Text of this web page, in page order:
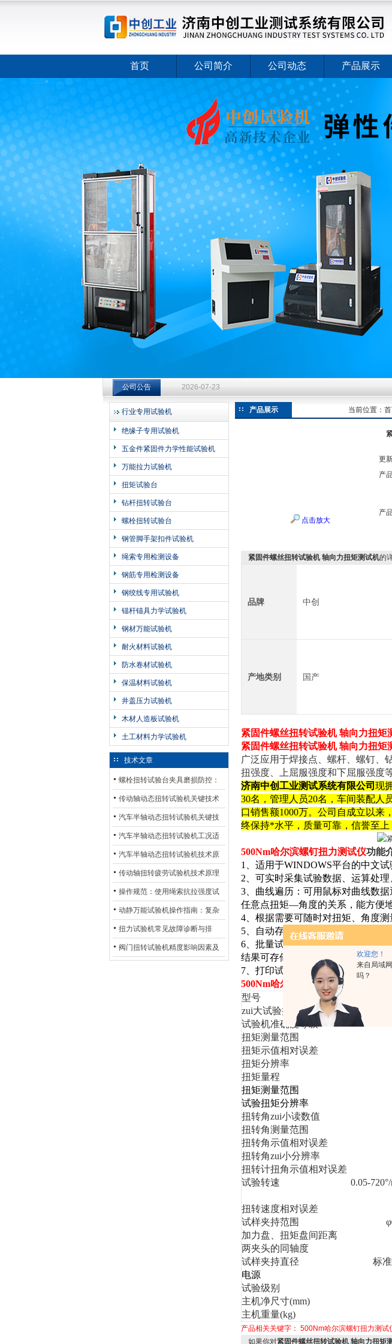
欢迎您！
来自局域
吗？
济南中创工业测试系统有限公司
首页 公司简介 公司动态 产品展示
公司公告 2026-07-23
钻杆扭转试验台选型指南：从额定扭矩到加载频率的工况适配逻辑
2026-07-23
钻杆扭转试验台选型指南：从额定扭矩到加载频率的工况适配逻辑
2026-07-23
行业专用试验机
绝缘子专用试验机
五金件紧固件力学性能试验机
万能拉力试验机
扭矩试验台
钻杆扭转试验台
螺栓扭转试验台
钢管脚手架扣件试验机
绳索专用检测设备
钢筋专用检测设备
钢绞线专用试验机
锚杆锚具力学试验机
钢材万能试验机
耐火材料试验机
防水卷材试验机
保温材料试验机
井盖压力试验机
木材人造板试验机
土工材料力学试验机
技术文章
螺栓扭转试验台夹具磨损防控：
材质选型与表面处理的耐用性优
化
传动轴动态扭转试验机关键技术
及产业落地应用
汽车半轴动态扭转试验机关键技
术及产业落地应用
汽车半轴动态扭转试验机工况适
配与质控应用探析
汽车半轴动态扭转试验机技术原
理与行业应用
传动轴扭转疲劳试验机技术原理
与行业应用
操作规范：使用绳索抗拉强度试
验机的完整测试步骤
动静万能试验机操作指南：复杂
动态测试的标准化流程
扭力试验机常见故障诊断与排
除：从传感器信号异常到机械传
阀门扭转试验机精度影响因素及
产品展示 当前位置：
点击放大
更
产
产
紧固件螺丝扭转试验机 轴向力扭矩测试机的
品牌 中创
产地类别 国产
紧固件螺丝扭转试验机 轴向力扭矩
紧固件螺丝扭转试验机 轴向力扭矩
广泛应用于焊接点、螺杆、螺钉、
扭强度、上屈服强度和下屈服强度
济南中创工业测试系统有限公司 现
30名，管理人员20名，车间装配人
口销售额1000万。公司自成立以来
终保持*水平，质量可靠，信誉至上
500Nm哈尔滨螺钉扭力测试仪功能
1、适用于WINDOWS平台的中文
2、可实时采集试验数据、运算处理
3、曲线遍历：可用鼠标对曲线数
任意点扭矩—角度的关系，能方便
4、根据需要可随时对扭矩、角度测
5、自动存盘：试验条件、试验数
6、批量试验：试验条件设定后，
结果可存储，随时调用，再次试验
7、打印试验报表。
500Nm哈尔滨螺钉扭力测试仪
型号
zui大试验扭矩
试验机准确度等级
扭矩测量范围
扭矩示值相对误差
扭矩分辨率
扭矩量程
扭矩测量范围
试验扭矩分辨率
扭转角zui小读数值
扭转角测量范围
扭转角示值相对误差
扭转角zui小分辨率
扭转计扭角示值相对误差
试验转速
0.05-
扭转速度相对误差
试样夹持范围
加力盘、扭矩盘间距离
两夹头的同轴度
试样夹持直径
标
电源
试验级别
主机净尺寸(mm)
主机重量(kg)
产品相关关键字： 500Nm哈尔滨螺钉扭力测试
如果你对紧固件螺丝扭转试验机 轴向力扭矩